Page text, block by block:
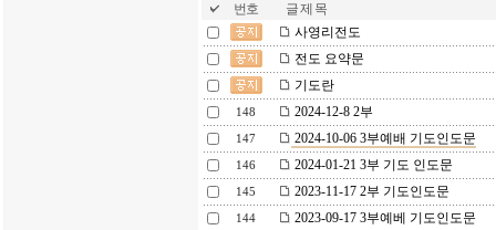
번호
글 제 목
사영리전도
전도 요약문
기도란
148 2024-12-8 2부
147 2024-10-06 3부예배 기도인도문
146 2024-01-21 3부 기도 인도문
145 2023-11-17 2부 기도인도문
144 2023-09-17 3부예베 기도인도문